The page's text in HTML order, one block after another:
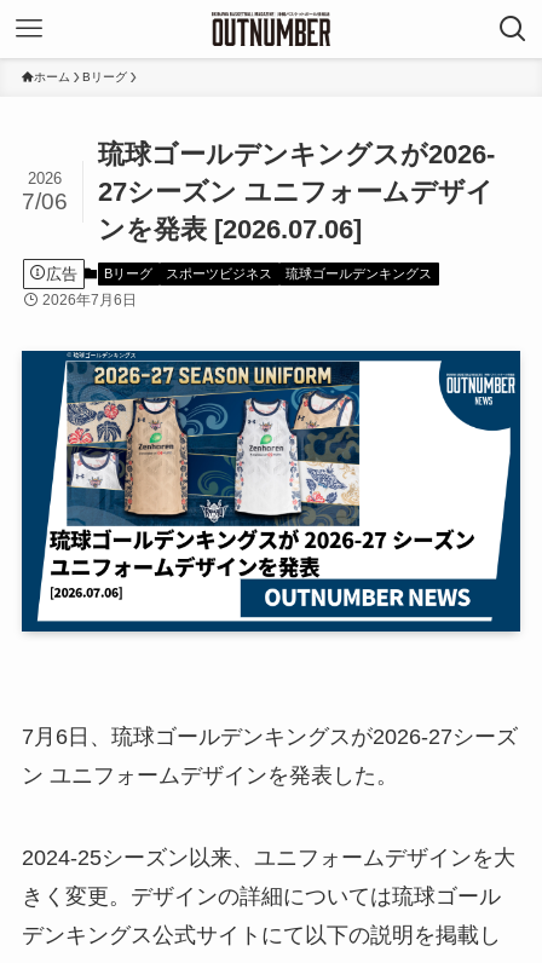
ホーム Bリーグ
琉球ゴールデンキングスが2026-
27シーズン ユニフォームデザイ
ンを発表 [2026.07.06]
2026
7/06
広告 Bリーグ スポーツビジネス 琉球ゴールデンキングス
2026年7月6日
7月6日、琉球ゴールデンキングスが2026-27シーズ
ン ユニフォームデザインを発表した。
2024-25シーズン以来、ユニフォームデザインを大
きく変更。デザインの詳細については琉球ゴール
デンキングス公式サイトにて以下の説明を掲載し